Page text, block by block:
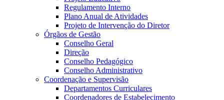
Regulamento Interno
Plano Anual de Atividades
Projeto de Intervenção do Diretor
Órgãos de Gestão
Conselho Geral
Direção
Conselho Pedagógico
Conselho Administrativo
Coordenação e Supervisão
Departamentos Curriculares
Coordenadores de Estabelecimento